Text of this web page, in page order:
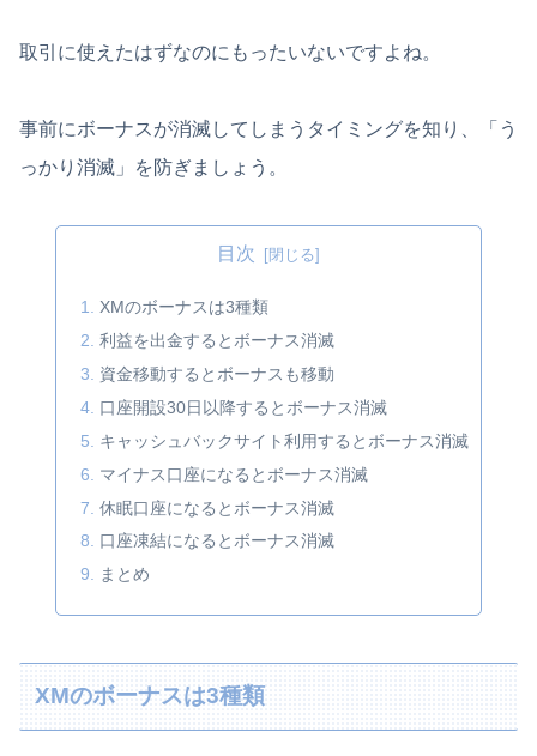
取引に使えたはずなのにもったいないですよね。
事前にボーナスが消滅してしまうタイミングを知り、「う
っかり消滅」を防ぎましょう。
目次
XMのボーナスは3種類
利益を出金するとボーナス消滅
資金移動するとボーナスも移動
口座開設30日以降するとボーナス消滅
キャッシュバックサイト利用するとボーナス消滅
マイナス口座になるとボーナス消滅
休眠口座になるとボーナス消滅
口座凍結になるとボーナス消滅
まとめ
XMのボーナスは3種類